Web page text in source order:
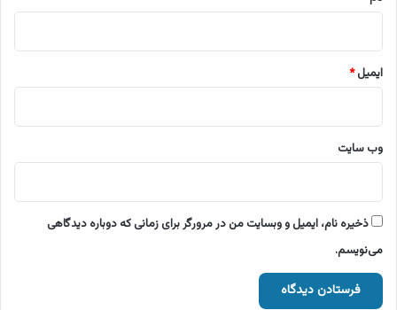
ایمیل*
وب‌ سایت
ذخیره نام، ایمیل و وبسایت من در مرورگر برای زمانی که دوباره دیدگاهی
می‌نویسم.